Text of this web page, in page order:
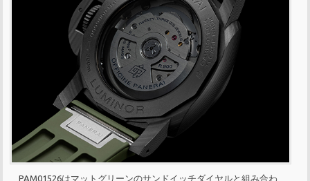
PAM01526はマットグリーンのサンドイッチダイヤルと組み合わ